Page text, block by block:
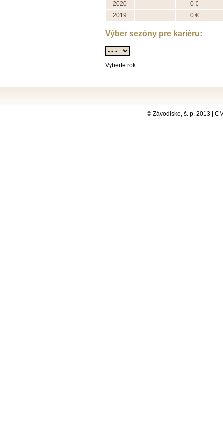
2020
0 €
2019
0 €
Výber sezóny pre kariéru:
Vyberte rok
© Závodisko, š. p. 2013 |